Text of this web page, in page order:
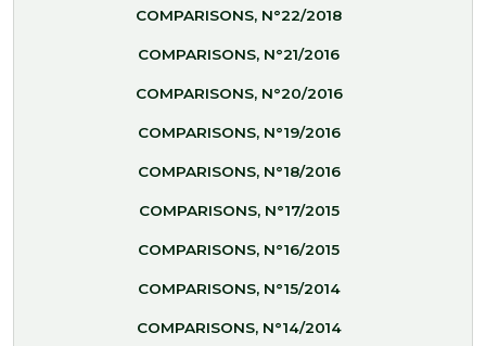
COMPARISONS, N°22/2018
COMPARISONS, N°21/2016
COMPARISONS, N°20/2016
COMPARISONS, N°19/2016
COMPARISONS, N°18/2016
COMPARISONS, N°17/2015
COMPARISONS, N°16/2015
COMPARISONS, N°15/2014
COMPARISONS, N°14/2014